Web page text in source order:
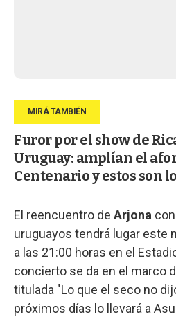
Furor por el show de
Uruguay: amplían el
Centenario y estos son
El reencuentro de Arjona
uruguayos tendrá lugar este
a las 21:00 horas en el
concierto se da en el marco
titulada "Lo que el seco no
próximos días lo llevará a